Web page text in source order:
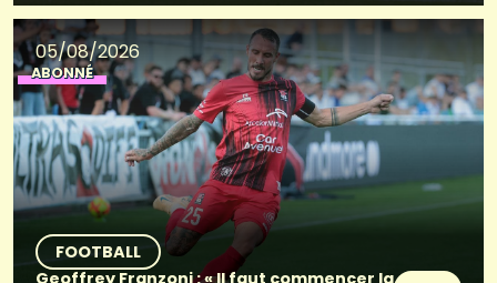
05/08/2026
ABONNÉ
FOOTBALL
Geoffrey Franzoni : « Il faut commencer la